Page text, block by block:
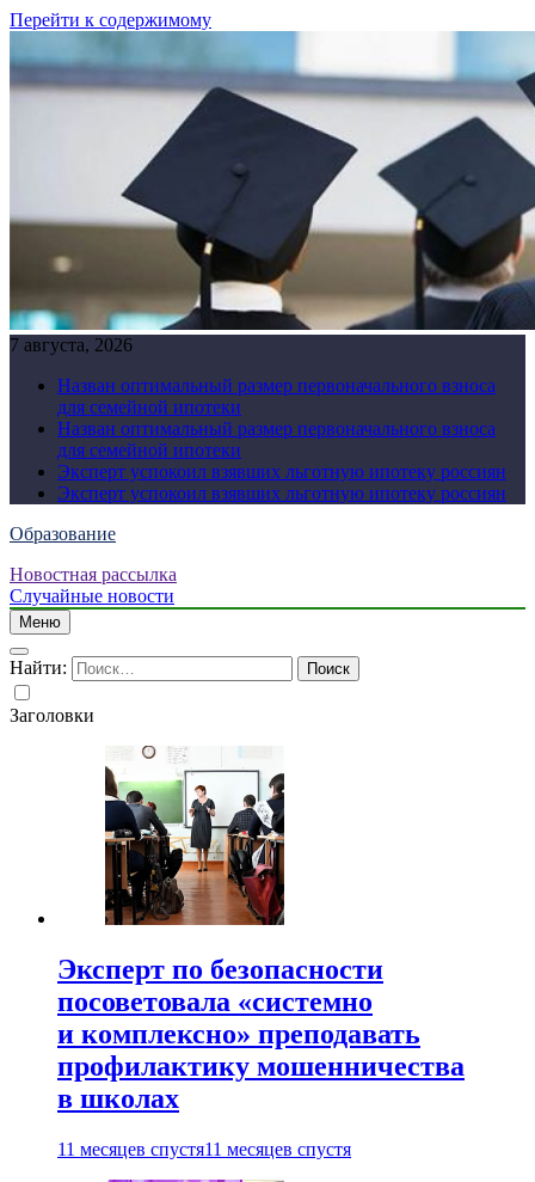
Перейти к содержимому
7 августа, 2026
Назван оптимальный размер первоначального взноса
для семейной ипотеки
Назван оптимальный размер первоначального взноса
для семейной ипотеки
Эксперт успокоил взявших льготную ипотеку россиян
Эксперт успокоил взявших льготную ипотеку россиян
Образование
Новостная рассылка
Случайные новости
Меню
Найти:
Заголовки
Эксперт по безопасности
посоветовала «системно
и комплексно» преподавать
профилактику мошенничества
в школах
11 месяцев спустя11 месяцев спустя